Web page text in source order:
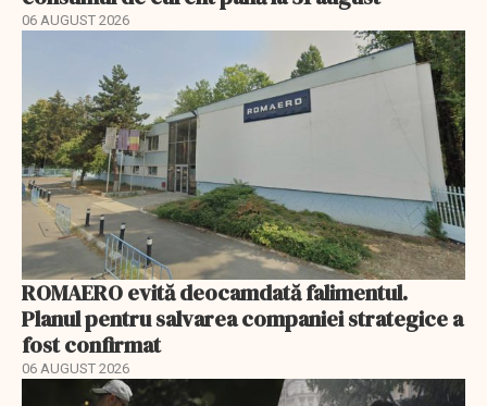
06 AUGUST 2026
ROMAERO evită deocamdată falimentul.
Planul pentru salvarea companiei strategice a
fost confirmat
06 AUGUST 2026